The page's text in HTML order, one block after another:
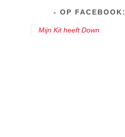
OP FACEBOOK:
Mijn Kit heeft Down